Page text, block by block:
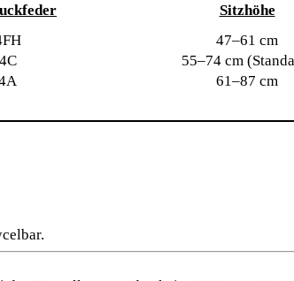
Sitzhöhe
47–61 cm
4C 55–74 cm
61–87 cm